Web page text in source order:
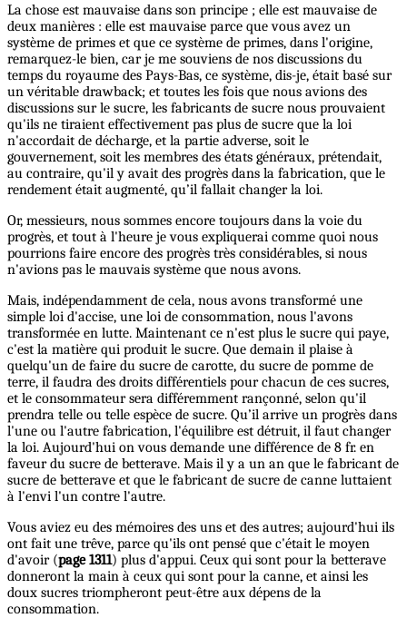
La chose est mauvaise dans son principe ; elle est mauvaise de
deux manières : elle est mauvaise parce que vous avez un
système de primes et que ce système de primes, dans l'origine,
remarquez-le bien, car je me souviens de nos discussions du
temps du royaume des Pays-Bas, ce système, dis-je, était basé sur
un véritable drawback; et toutes les fois que nous avions des
discussions sur le sucre, les fabricants de sucre nous prouvaient
qu'ils ne tiraient effectivement pas plus de sucre que la loi
n'accordait de décharge, et la partie adverse, soit le
gouvernement, soit les membres des états généraux, prétendait,
au contraire, qu'il y avait des progrès dans la fabrication, que le
rendement était augmenté, qu’il fallait changer la loi.
Or, messieurs, nous sommes encore toujours dans la voie du
progrès, et tout à l'heure je vous expliquerai comme quoi nous
pourrions faire encore des progrès très considérables, si nous
n'avions pas le mauvais système que nous avons.
Mais, indépendamment de cela, nous avons transformé une
simple loi d'accise, une loi de consommation, nous l'avons
transformée en lutte. Maintenant ce n'est plus le sucre qui paye,
c'est la matière qui produit le sucre. Que demain il plaise à
quelqu'un de faire du sucre de carotte, du sucre de pomme de
terre, il faudra des droits différentiels pour chacun de ces sucres,
et le consommateur sera différemment rançonné, selon qu'il
prendra telle ou telle espèce de sucre. Qu’il arrive un progrès dans
l'une ou l'autre fabrication, l'équilibre est détruit, il faut changer
la loi. Aujourd'hui on vous demande une différence de 8 fr. en
faveur du sucre de betterave. Mais il y a un an que le fabricant de
sucre de betterave et que le fabricant de sucre de canne luttaient
à l'envi l'un contre l'autre.
Vous aviez eu des mémoires des uns et des autres; aujourd'hui ils
ont fait une trêve, parce qu'ils ont pensé que c'était le moyen
d'avoir (page 1311) plus d'appui. Ceux qui sont pour la betterave
donneront la main à ceux qui sont pour la canne, et ainsi les
doux sucres triompheront peut-être aux dépens de la
consommation.